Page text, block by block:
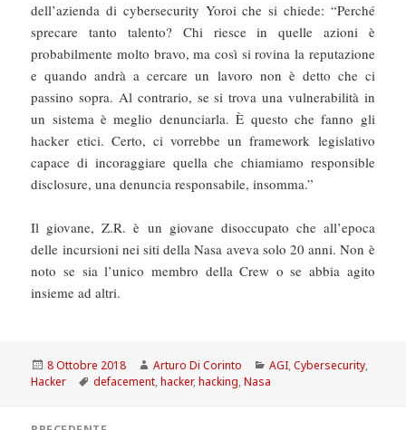
dell’azienda di cybersecurity Yoroi che si chiede: “Perché
sprecare tanto talento? Chi riesce in quelle azioni è
probabilmente molto bravo, ma così si rovina la reputazione
e quando andrà a cercare un lavoro non è detto che ci
passino sopra. Al contrario, se si trova una vulnerabilità in
un sistema è meglio denunciarla. È questo che fanno gli
hacker etici. Certo, ci vorrebbe un framework legislativo
capace di incoraggiare quella che chiamiamo responsible
disclosure, una denuncia responsabile, insomma.”
Il giovane, Z.R. è un giovane disoccupato che all’epoca
delle incursioni nei siti della Nasa aveva solo 20 anni. Non è
noto se sia l’unico membro della Crew o se abbia agito
insieme ad altri.
Scritto
il
8 Ottobre 2018 Autore
Arturo Di Corinto Categorie
AGI,Cybersecurity,
Hacker
Tag
defacement,hacker,hacking,Nasa